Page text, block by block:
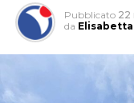
Pubblicato 22
da Elisabetta